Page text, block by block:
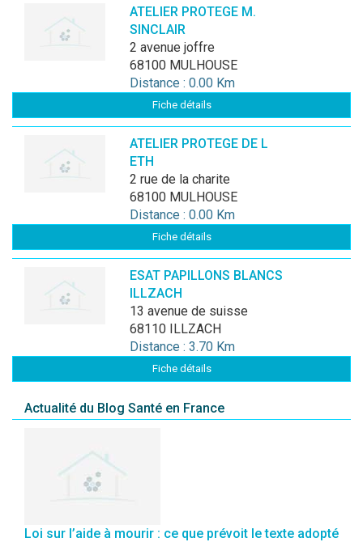
ATELIER PROTEGE M.
SINCLAIR
2 avenue joffre
68100 MULHOUSE
Distance : 0.00 Km
Fiche détails
ATELIER PROTEGE DE L
ETH
2 rue de la charite
68100 MULHOUSE
Distance : 0.00 Km
Fiche détails
ESAT PAPILLONS BLANCS
ILLZACH
13 avenue de suisse
68110 ILLZACH
Distance : 3.70 Km
Fiche détails
Actualité du Blog Santé en France
Loi sur l’aide à mourir : ce que prévoit le texte adopté